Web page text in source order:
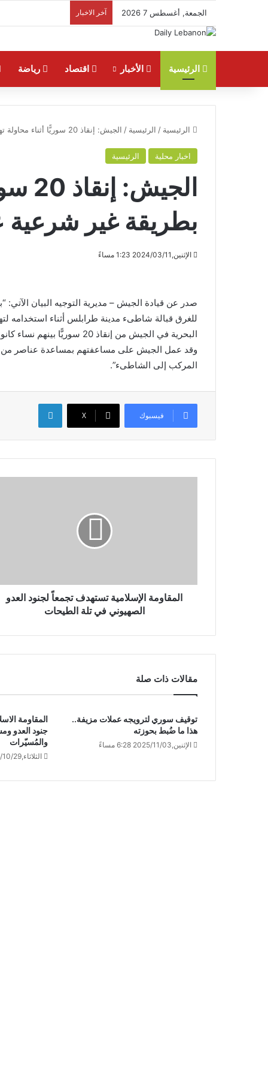
الجمعة, أغسطس 7 2026 آخر الاخبار
الرئيسية الأخبار اقتصاد رياضة
الرئيسية / الرئيسية / الجيش: إنقاذ 20 سوريًّا أثناء محاولة تهريبهم بطريقة غير شرعية على متن مركب
اخبار محلية الرئيسية
بطريقة غير
الإثنين,2024/03/11 1:23 مساءً
للغرق قبالة شاطىء مدينة طرابلس أثناء
البحرية في الجيش من إنقاذ 20 سوريًّا بينهم نساء كانوا على متنه.
المركب إلى الشاطىء”.
فيسبوك X
لينكدإن
المقاومة الإسلامية تستهدف تجمعاً ‏لجنود العدو
الصهيوني في تلة الطيحات
مقالات ذات صلة
توقيف سوري لترويجه عملات مزيفة..
هذا ما ضُبط بحوزته
الإثنين,2025/11/03 6:28 مساءً
المقاومة
جنود العدو
والمُسيّرات
الثلاثاء,2024/10/29 7:09 صباحًا